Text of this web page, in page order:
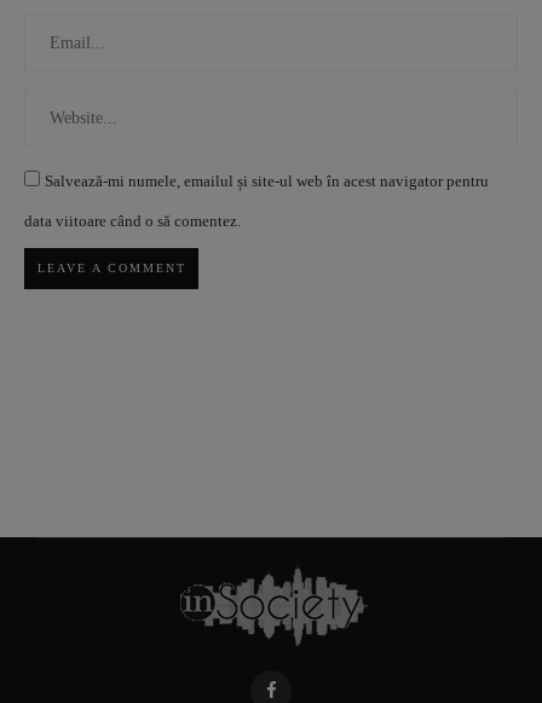
Salvează-mi numele, emailul și site-ul web în acest navigator pentru
data viitoare când o să comentez.